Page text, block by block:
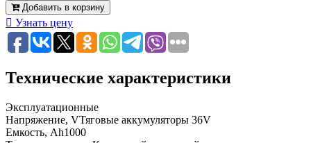
Добавить в корзину
Узнать цену
Технические характеристики
Эксплуатационные
Напряжение, VТяговые аккумуляторы 36V
Емкость, Ah1000